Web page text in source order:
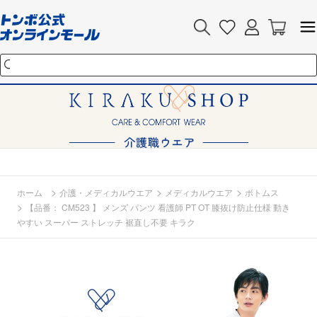
ホーム > 介護・メディカルウエア > メディカルウエア > ボトムス
>
【品番： CM523 】 メンズ パンツ 看護師 PT OT 膝抜け防止仕様 動き
やすい スーパー ストレッチ 裾直し不要 キラク